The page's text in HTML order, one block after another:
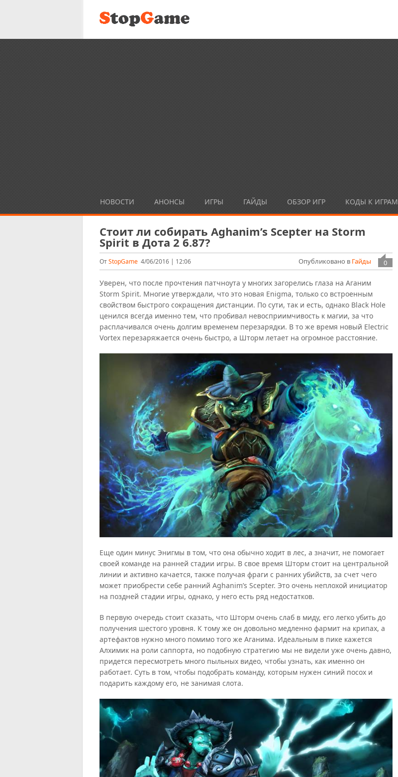
НОВОСТИ АНОНСЫ ИГРЫ ГАЙДЫ ОБЗОР ИГР КОДЫ К ИГРАМ
Стоит ли собирать Aghanim’s Scepter на Storm
Spirit в Дота 2 6.87?
ОтStopGame 4/06/2016 | 12:06 0
Опубликовано в Гайды
Уверен, что после прочтения патчноута у многих загорелись глаза на Аганим
Storm Spirit. Многие утверждали, что это новая Enigma, только со встроенным
свойством быстрого сокращения дистанции. По сути, так и есть, однако Black Hole
ценился всегда именно тем, что пробивал невосприимчивость к магии, за что
расплачивался очень долгим временем перезарядки. В то же время новый Electric
Vortex перезаряжается очень быстро, а Шторм летает на огромное расстояние.
Еще один минус Энигмы в том, что она обычно ходит в лес, а значит, не помогает
своей команде на ранней стадии игры. В свое время Шторм стоит на центральной
линии и активно качается, также получая фраги с ранних убийств, за счет чего
может приобрести себе ранний Aghanim’s Scepter. Это очень неплохой инициатор
на поздней стадии игры, однако, у него есть ряд недостатков.
В первую очередь стоит сказать, что Шторм очень слаб в миду, его легко убить до
получения шестого уровня. К тому же он довольно медленно фармит на крипах, а
артефактов нужно много помимо того же Аганима. Идеальным в пике кажется
Алхимик на роли саппорта, но подобную стратегию мы не видели уже очень давно,
придется пересмотреть много пыльных видео, чтобы узнать, как именно он
работает. Суть в том, чтобы подобрать команду, которым нужен синий посох и
подарить каждому его, не занимая слота.